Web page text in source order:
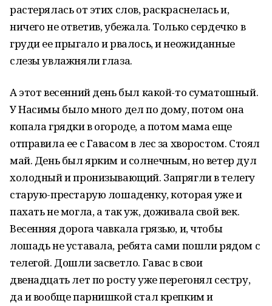
растерялась от этих слов, раскраснелась и,
ничего не ответив, убежала. Только сердечко в
груди ее прыгало и рвалось, и неожиданные
слезы увлажняли глаза.
А этот весенний день был какой-то суматошный.
У Насимы было много дел по дому, потом она
копала грядки в огороде, а потом мама еще
отправила ее с Гавасом в лес за хворостом. Стоял
май. День был ярким и солнечным, но ветер дул
холодный и пронизывающий. Запрягли в телегу
старую-престарую лошаденку, которая уже и
пахать не могла, а так уж, доживала свой век.
Весенняя дорога чавкала грязью, и, чтобы
лошадь не уставала, ребята сами пошли рядом с
телегой. Дошли засветло. Гавас в свои
двенадцать лет по росту уже перегонял сестру,
да и вообще парнишкой стал крепким и